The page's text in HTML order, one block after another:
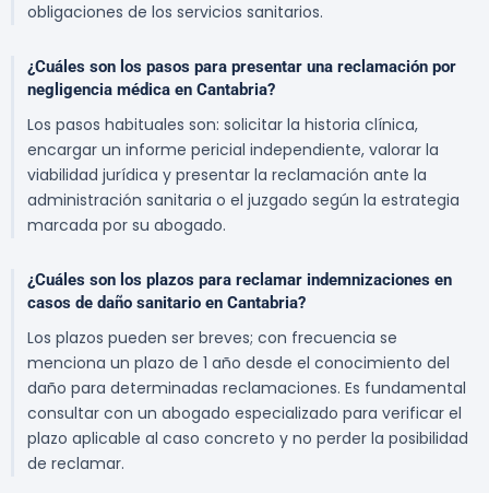
obligaciones de los servicios sanitarios.
¿Cuáles son los pasos para presentar una reclamación por
negligencia médica en Cantabria?
Los pasos habituales son: solicitar la historia clínica,
encargar un informe pericial independiente, valorar la
viabilidad jurídica y presentar la reclamación ante la
administración sanitaria o el juzgado según la estrategia
marcada por su abogado.
¿Cuáles son los plazos para reclamar indemnizaciones en
casos de daño sanitario en Cantabria?
Los plazos pueden ser breves; con frecuencia se
menciona un plazo de 1 año desde el conocimiento del
daño para determinadas reclamaciones. Es fundamental
consultar con un abogado especializado para verificar el
plazo aplicable al caso concreto y no perder la posibilidad
de reclamar.